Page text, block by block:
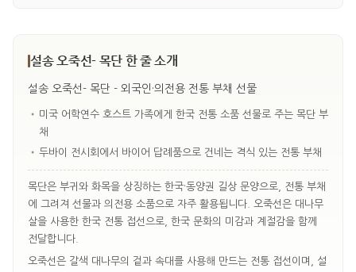
설송 오죽선- 목단 한 줄 소개
설송 오죽선- 목단 - 외국인·의전용 전통 부채 선물
• 미국 어학연수 호스트 가족에게 한국 전통 소품 선물로 주는 목단 부
채
• 두바이 전시회에서 바이어 답례품으로 건네는 격식 있는 전통 부채
목단은 부귀와 화목을 상징하는 한국·동양권 길상 문양으로, 전통 부채
에 그려져 선물과 의전용 소품으로 자주 활용됩니다. 오죽선은 대나무
살을 사용한 한국 전통 접선으로, 한국 문화의 미감과 계절감을 함께
전달합니다.
오죽선은 갈색 대나무의 겉과 속대를 사용해 만드는 전통 접선이며, 설